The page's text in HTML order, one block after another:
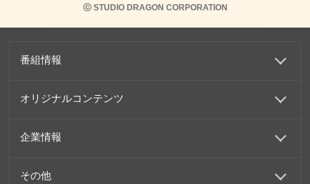
ⓒ STUDIO DRAGON CORPORATION
番組情報
オリジナルコンテンツ
企業情報
その他